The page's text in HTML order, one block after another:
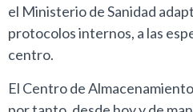
el Ministerio de Sanidad
protocolos internos, a las
centro.
El Centro de